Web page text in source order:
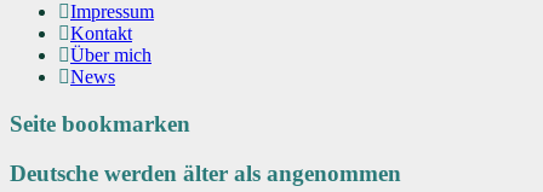
Impressum
Kontakt
Über mich
News
Seite bookmarken
Deutsche werden älter als angenommen